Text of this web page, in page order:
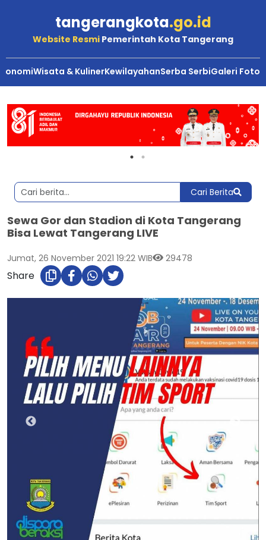
tangerangkota.go.id
Website Resmi Pemerintah Kota Tangerang
Wisata & KulinerKewilayahanSerba SerbiGaleri Foto
Cari Berita
Sewa Gor dan Stadion di Kota Tangerang
Bisa Lewat Tangerang LIVE
Jumat, 26 November 2021 19:22 WIB 29478
Share